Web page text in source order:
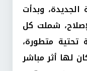
وبدأت
شملت كل
تحتية متطورة،
لها أثر مباشر